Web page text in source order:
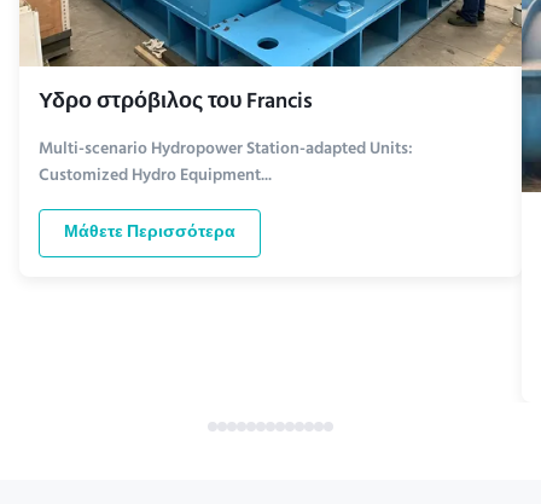
Υδρο στρόβιλος του Francis
Multi-scenario Hydropower Station-adapted Units:
Customized Hydro Equipment...
Μάθετε Περισσότερα